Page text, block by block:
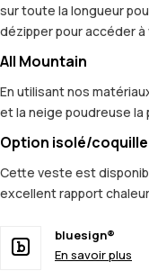
sur toute la longueur
dézipper pour accéder
All Mountain
En utilisant nos
et la neige poudreuse
Option isolé/coquille
Cette veste est
excellent rapport
bluesign®
En savoir plus